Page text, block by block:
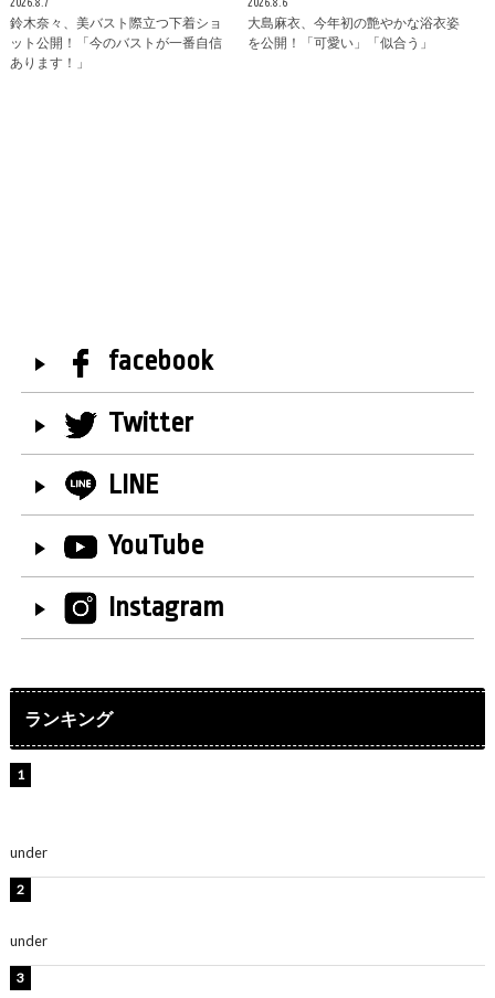
鈴木奈々、美バスト際立つ下着ショ
ット公開！「今のバストが一番自信
あります！」
大島麻衣、今年初の艶やかな浴衣姿
を公開！「可愛い」「似合う」
facebook
Twitter
LINE
YouTube
Instagram
ランキング
under
under